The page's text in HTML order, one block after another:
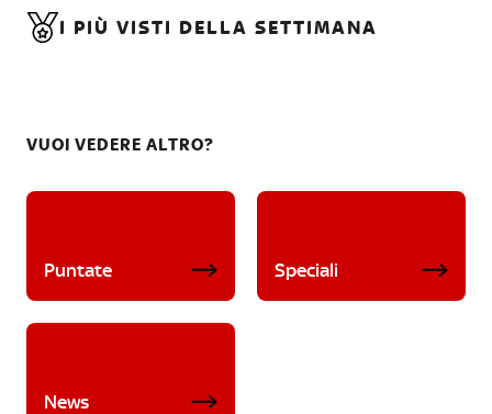
I PIÙ VISTI DELLA SETTIMANA
VUOI VEDERE ALTRO?
Puntate Speciali
News